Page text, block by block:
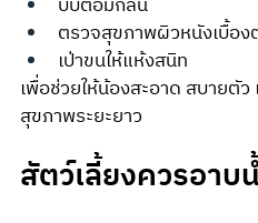
ตรวจสุขภาพผิวหนังเบื้อง
เป่าขนให้แห้งสนิท
เพื่อช่วยให้น้องสะอาด สบายตั
สุขภาพระยะยาว
สัตว์เลี้ยงควรอาบ